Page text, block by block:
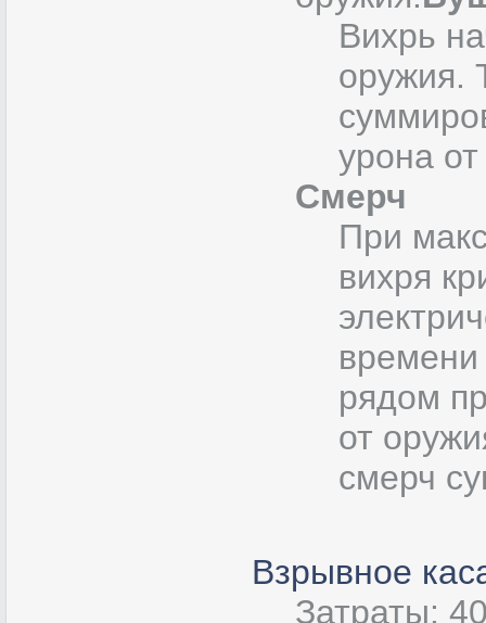
Вихрь
оружия.
урона
Смерч
При
вихря
рядом
от
смерч
Взрывное
Затраты: